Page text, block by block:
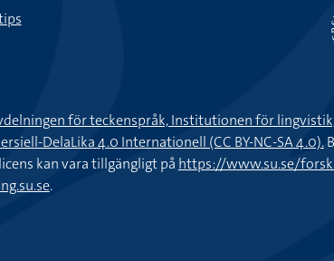
för teckenspråk, Institutionen för
DelaLika 4.0 Internationell (CC BY-NC-SA 4.0).
kan vara tillgängligt på https://www.su.se/
.